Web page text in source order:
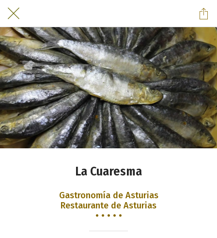
La Cuaresma
Gastronomía de Asturias
Restaurante de Asturias
• • • • •